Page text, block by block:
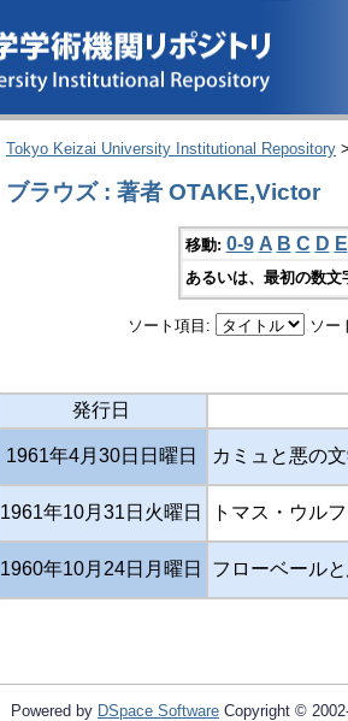
Tokyo Keizai University Institutional Repository
ブラウズ : 著者 OTAKE,Victor
移動: 0-9 A B C D E
あるいは、最初の数
ソート項目: ソー
発行日
1961年4月30日日曜日 カミュと悪の
1961年10月31日火曜日 トマス・ウル
1960年10月24日月曜日 フローベール
Powered by DSpace Software Copyright ©